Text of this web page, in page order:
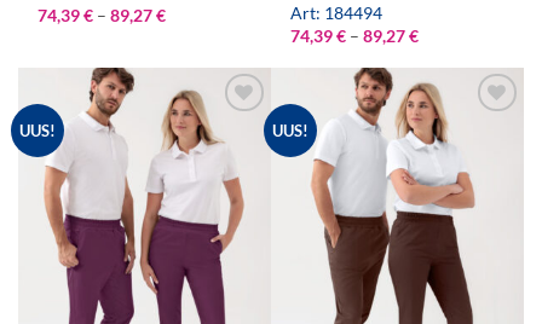
74,39€ – 89,27€Hinnavahemik:
Art: 184494
74,39€ – 89,27€Hinnavahemik:
kuni
89,27 €
UUS! UUS!